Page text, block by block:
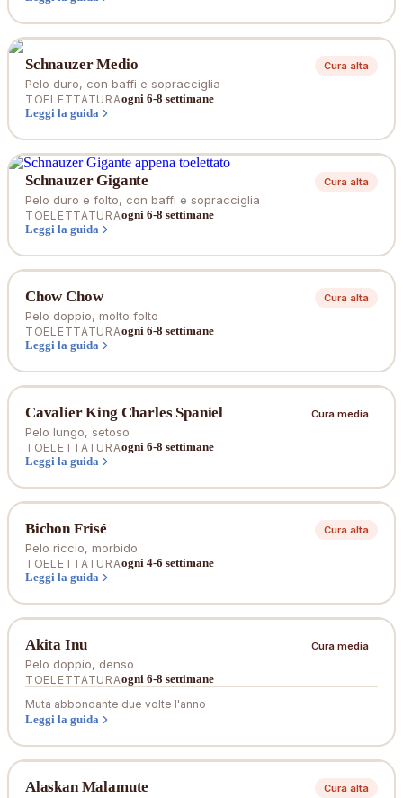
Schnauzer Medio Cura alta
Pelo duro, con baffi e sopracciglia
TOELETTATURAogni 6-8 settimane
Leggi la guida
Schnauzer Gigante Cura alta
Pelo duro e folto, con baffi e sopracciglia
TOELETTATURAogni 6-8 settimane
Leggi la guida
Chow Chow Cura alta
Pelo doppio, molto folto
TOELETTATURAogni 6-8 settimane
Leggi la guida
Cavalier King Charles Spaniel Cura media
Pelo lungo, setoso
TOELETTATURAogni 6-8 settimane
Leggi la guida
Bichon Frisé Cura alta
Pelo riccio, morbido
TOELETTATURAogni 4-6 settimane
Leggi la guida
Akita Inu Cura media
Pelo doppio, denso
TOELETTATURAogni 6-8 settimane
Muta abbondante due volte l'anno
Leggi la guida
Alaskan Malamute Cura alta